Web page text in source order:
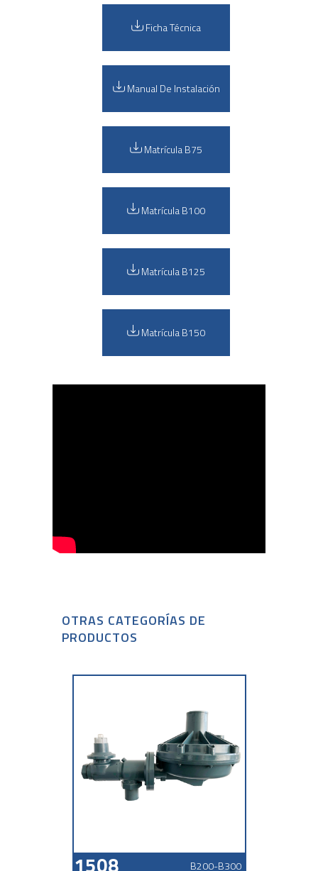
Ficha Técnica
Manual De Instalación
Matrícula B75
Matrícula B100
Matrícula B125
Matrícula B150
OTRAS CATEGORÍAS DE
PRODUCTOS
1508 B200-B300